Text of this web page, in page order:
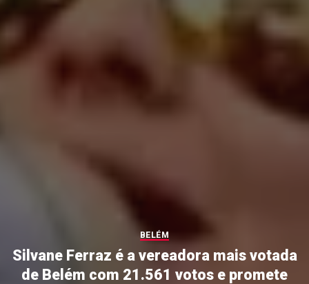
BELÉM
Silvane Ferraz é a vereadora mais votada
de Belém com 21.561 votos e promete